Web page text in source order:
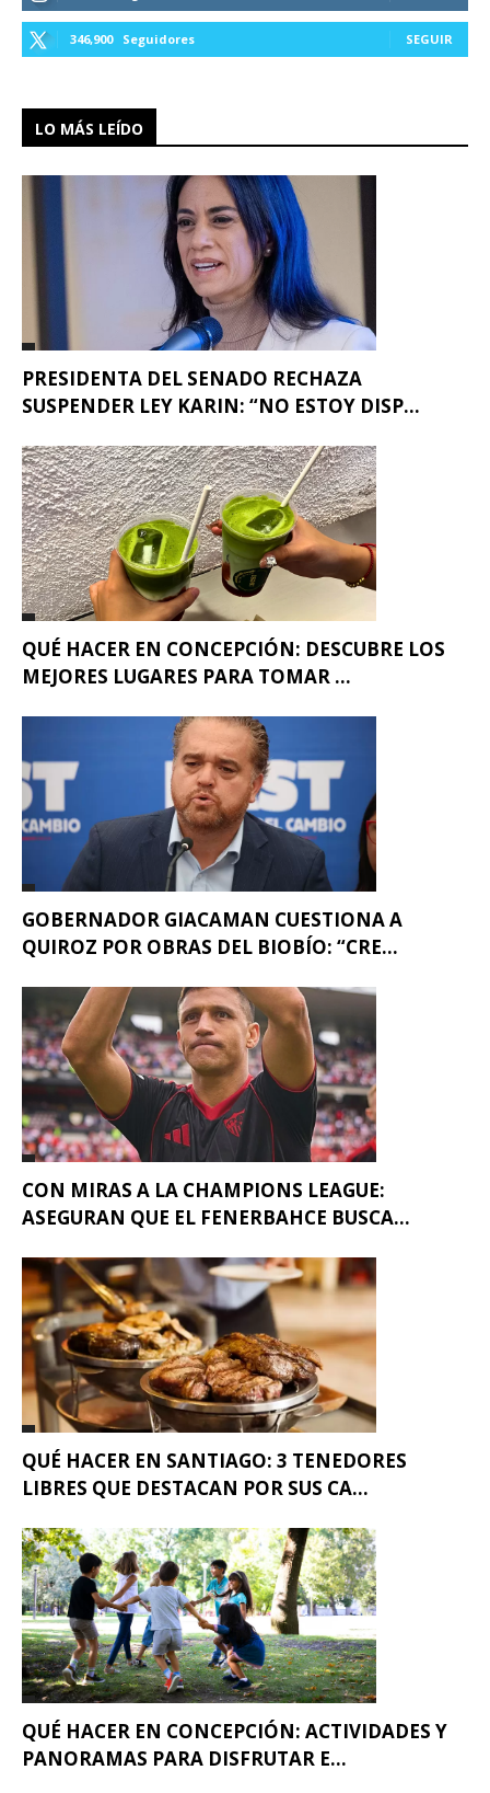
346,900 Seguidores SEGUIR
LO MÁS LEÍDO
PRESIDENTA DEL SENADO RECHAZA
SUSPENDER LEY KARIN: “NO ESTOY DISP...
QUÉ HACER EN CONCEPCIÓN: DESCUBRE LOS
MEJORES LUGARES PARA TOMAR ...
GOBERNADOR GIACAMAN CUESTIONA A
QUIROZ POR OBRAS DEL BIOBÍO: “CRE...
CON MIRAS A LA CHAMPIONS LEAGUE:
ASEGURAN QUE EL FENERBAHCE BUSCA...
QUÉ HACER EN SANTIAGO: 3 TENEDORES
LIBRES QUE DESTACAN POR SUS CA...
QUÉ HACER EN CONCEPCIÓN: ACTIVIDADES Y
PANORAMAS PARA DISFRUTAR E...